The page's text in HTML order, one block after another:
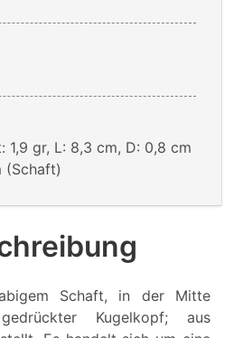
1,9 gr, L: 8,3 cm, D: 0,8 cm
(Schaft)
Schaft, in der Mitte
Kugelkopf; aus